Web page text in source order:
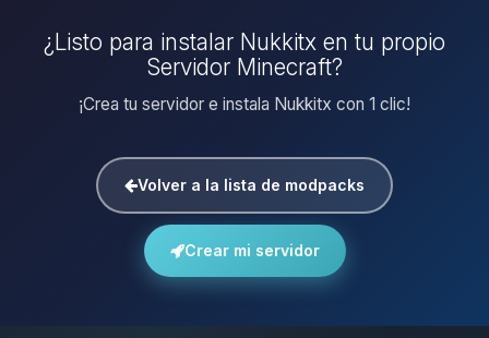
¿Listo para instalar Nukkitx en tu propio
Servidor Minecraft?
¡Crea tu servidor e instala Nukkitx con 1 clic!
Volver a la lista de modpacks
Crear mi servidor